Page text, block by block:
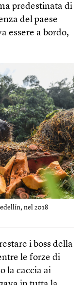
predestinata di
del paese
essere a bordo,
nel 2018
i boss della
le forze di
la caccia ai